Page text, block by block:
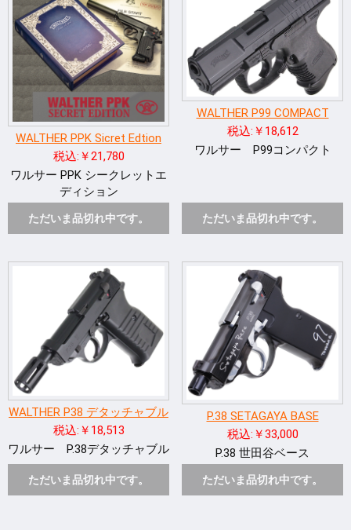
WALTHER PPK Sicret Edtion
税込:￥21,780
ワルサー PPK シークレットエ
ディション
ただいま品切れ中です。
WALTHER P99 COMPACT
税込:￥18,612
ワルサー P99コンパクト
ただいま品切れ中です。
WALTHER P38 デタッチャブル
税込:￥18,513
ワルサー P.38デタッチャブル
ただいま品切れ中です。
P.38 SETAGAYA BASE
税込:￥33,000
P.38 世田谷ベース
ただいま品切れ中です。